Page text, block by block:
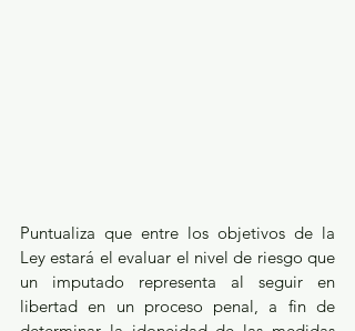
Puntualiza que entre los objetivos de la
Ley estará el evaluar el nivel de riesgo que
un imputado representa al seguir en
libertad en un proceso penal, a fin de